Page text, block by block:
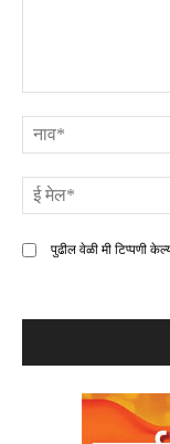
पुढील वेळी मी टिप्पणी